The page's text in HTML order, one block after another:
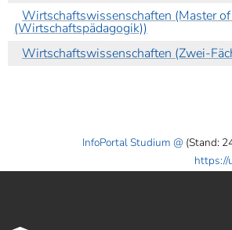
Wirtschaftswissenschaften (Master
(Wirtschaftspädagogik))
Wirtschaftswissenschaften (Zwei-
InfoPortal Studium (Stand:
https://